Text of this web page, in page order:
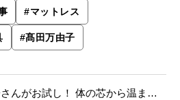
#マットレス
#髙田万由子
んがお試し！ 体の芯から温ま